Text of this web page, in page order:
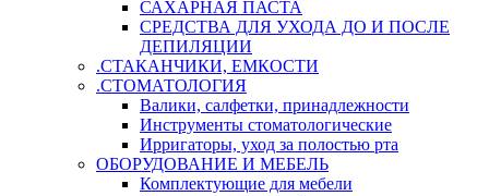
САХАРНАЯ ПАСТА
СРЕДСТВА ДЛЯ УХОДА ДО И ПОСЛЕ
ДЕПИЛЯЦИИ
.СТАКАНЧИКИ, ЕМКОСТИ
.СТОМАТОЛОГИЯ
Валики, салфетки, принадлежности
Инструменты стоматологические
Ирригаторы, уход за полостью рта
ОБОРУДОВАНИЕ И МЕБЕЛЬ
Комплектующие для мебели